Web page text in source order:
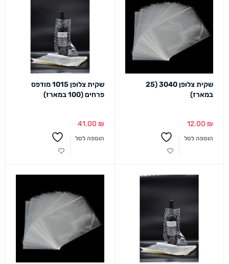
שקית צלופן 3040 (25
במארז)
12.00 ₪
הוספה לסל
שקית צלופן 1015 מודפס
פרחים (100 במארז)
41.00 ₪
הוספה לסל